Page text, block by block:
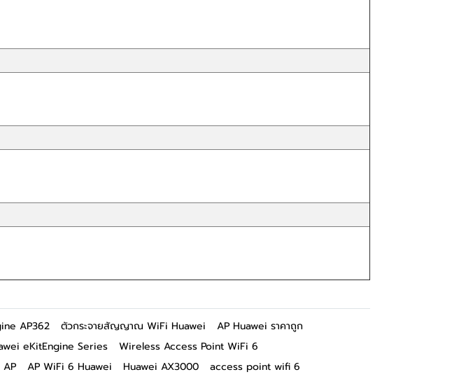
AP362 ตัวกระจายสัญญาณ WiFi Huawei
AP Huawei ราคาถูก
eKitEngine Series
Wireless Access Point WiFi 6
AP WiFi 6 Huawei Huawei AX3000
access point wifi 6